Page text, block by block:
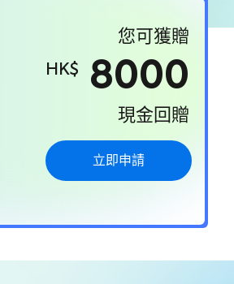
您可獲贈
HK$ 8000
現金回贈
立即申請